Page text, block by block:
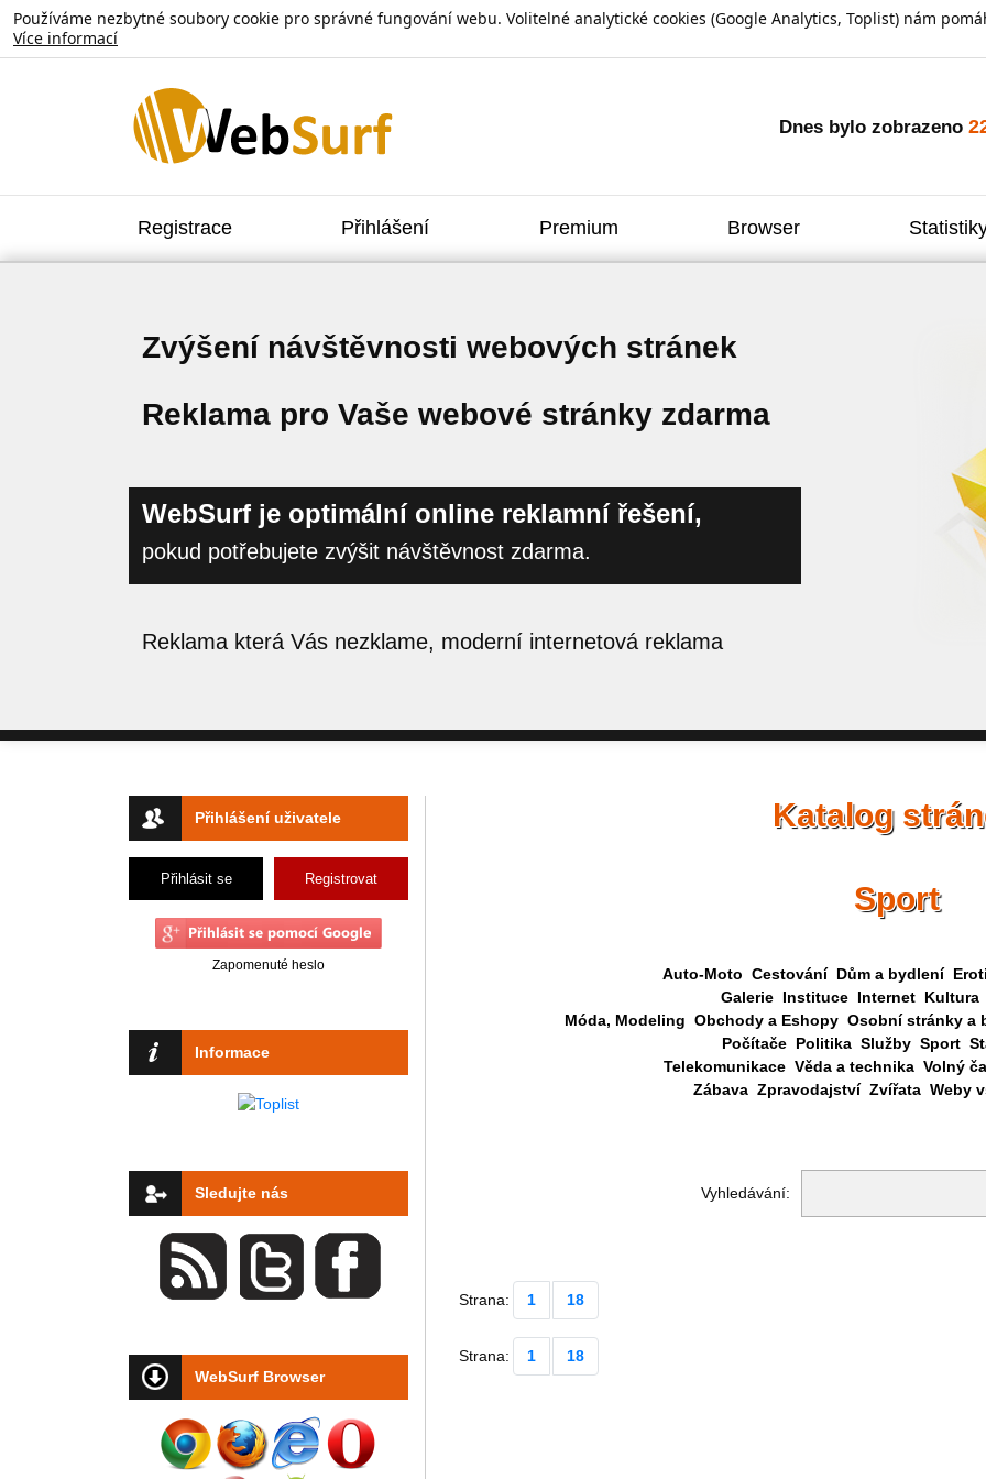
Používáme nezbytné soubory cookie pro správné fungování webu. Volitelné analytické cookies (Google Analytics, Toplist) nám
Více informací
Dnes bylo zobrazeno
Registrace Přihlášení Premium Browser
Zvýšení návštěvnosti webových stránek
Reklama pro Vaše webové stránky zdarma
WebSurf je optimální online reklamní řešení,
pokud potřebujete zvýšit návštěvnost zdarma.
Reklama která Vás nezklame, moderní internetová reklama
Přihlášení uživatele
Přihlásit se Registrovat
Zapomenuté heslo
Informace
Sledujte nás
WebSurf Browser
Katalog
Sport
Auto-Moto Cestování Dům a bydlení
Galerie Instituce Internet Kultura
Móda, Modeling Obchody a Eshopy Osobní stránky a
Počítače Politika Služby Sport
Telekomunikace Věda a technika Volný
Zábava Zpravodajství Zvířata Weby
Vyhledávání:
Strana: 1 18
Strana: 1 18